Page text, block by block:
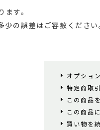
す。
の誤差はご容赦ください
オプショ
特定商取
この商品
この商品
買い物を